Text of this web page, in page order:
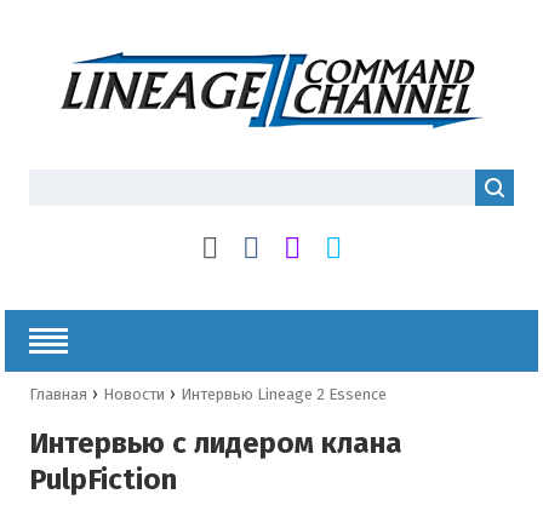
Главная › Новости › Интервью Lineage 2 Essence
Интервью с лидером клана
PulpFiction